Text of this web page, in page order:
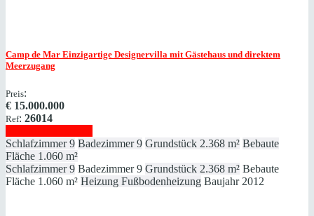
Camp de Mar Einzigartige Designervilla mit Gästehaus und direktem
Meerzugang
Preis:
€ 15.000.000
Ref: 26014
Schlafzimmer 9 Badezimmer 9 Grundstück 2.368 m² Bebaute
Fläche 1.060 m²
Schlafzimmer 9 Badezimmer 9 Grundstück 2.368 m² Bebaute
Fläche 1.060 m² Heizung Fußbodenheizung Baujahr 2012